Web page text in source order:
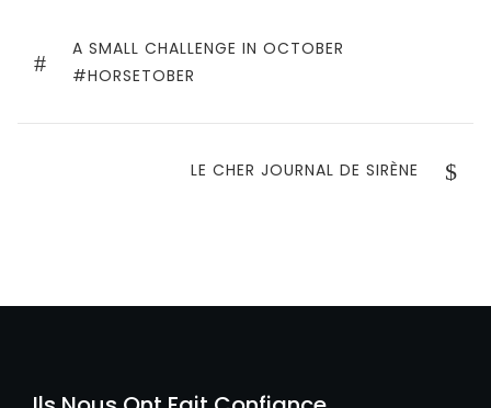
de
l’article
PREVIOUS
POST
A SMALL CHALLENGE IN OCTOBER
#HORSETOBER
NEXT
LE CHER JOURNAL DE SIRÈNE